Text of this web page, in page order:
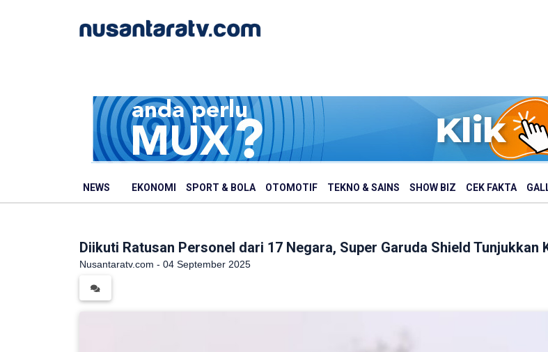
NEWS EKONOMI SPORT & BOLA OTOMOTIF TEKNO & SAINS SHOW BIZ CEK FAKTA
Diikuti Ratusan Personel dari 17 Negara, Super Garuda Shield
Nusantaratv.com - 04 September 2025